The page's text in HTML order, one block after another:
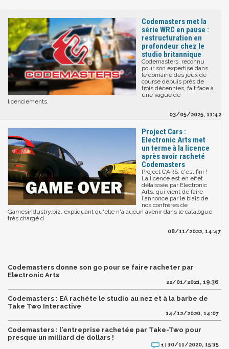
Codemasters met la
série WRC en pause :
restructuration en
profondeur chez le
studio britannique
Codemasters, reconnu
pour son expertise dans
le domaine des jeux de
course depuis près de
trois décennies, fait face à
une vague de
licenciements.
03/05/2025, 11:42
Project Cars :
Electronic Arts met
un terme à la licence
après avoir racheté
Codemasters
Project CARS, c'est fini !
La licence est en effet
délaissée par Electronic
Arts, qui vient de faire
l'annonce par le biais de
nos confrères de
Gamesindustry.biz, expliquant qu'elle n'a aucun avenir dans le catalogue
très chargé d
08/11/2022, 14:47
Codemasters donne son go pour se faire racheter par
Electronic Arts
22/01/2021, 19:36
Codemasters : EA rachète le studio au nez et à la barbe de
Take Two Interactive
14/12/2020, 14:07
Codemasters : l'entreprise rachetée par Take-Two pour
presque un milliard de dollars !
1 |10/11/2020, 15:15